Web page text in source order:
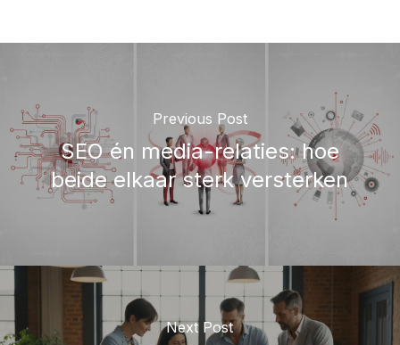
Previous Post
SEO én media-relaties: hoe
beide elkaar sterk versterken
Next Post